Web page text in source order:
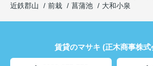
近鉄郡山
前栽 菖蒲池 大和小泉
賃貸のマサキ (正木商事株式